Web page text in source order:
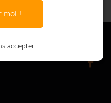
moi !
accepter